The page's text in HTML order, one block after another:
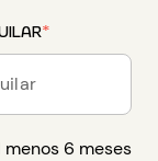
*
6 meses